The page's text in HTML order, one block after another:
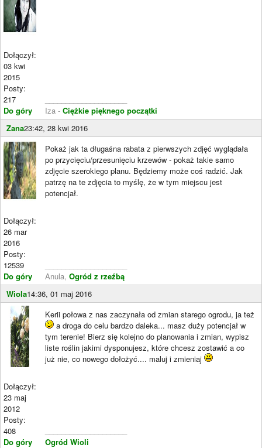
Dołączył:
03 kwi
2015
Posty:
217
Do góry
Iza - Ciężkie pięknego początki
Zana23:42, 28 kwi 2016
Dołączył:
26 mar
2016
Posty:
12539
Do góry
Pokaż jak ta długaśna rabata z pierwszych zdjęć wyglądała
po przycięciu/przesunięciu krzewów - pokaż takie samo
zdjęcie szerokiego planu. Będziemy może coś radzić. Jak
patrzę na te zdjęcia to myślę, że w tym miejscu jest
potencjał.
Anula, Ogród z rzeźbą
Wiola14:36, 01 maj 2016
Dołączył:
23 maj
2012
Posty:
408
Do góry
Kerii połowa z nas zaczynała od zmian starego ogrodu, ja też
a droga do celu bardzo daleka... masz duży potencjał w
tym terenie! Bierz się kolejno do planowania i zmian, wypisz
liste roślin jakimi dysponujesz, które chcesz zostawić a co
już nie, co nowego dołożyć.... maluj i zmieniaj
Ogród Wioli